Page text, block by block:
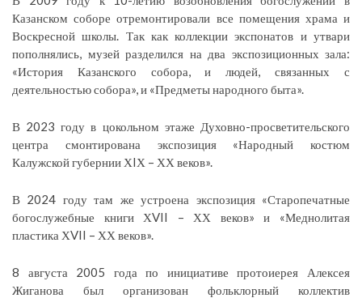
Казанском соборе отремонтировали все помещения храма и
Воскресной школы. Так как коллекции экспонатов и утвари
пополнялись, музей разделился на два экспозиционных зала:
«История Казанского собора, и людей, связанных с
деятельностью собора», и «Предметы народного быта».
В 2023 году в цокольном этаже Духовно-просветительского
центра смонтирована экспозиция «Народный костюм
Калужской губернии ХIХ – ХХ веков».
В 2024 году там же устроена экспозиция «Старопечатные
богослужебные книги ХVII – ХХ веков» и «Меднолитая
пластика ХVII – ХХ веков».
8 августа 2005 года по инициативе протоиерея Алексея
Жиганова был организован фольклорный коллектив